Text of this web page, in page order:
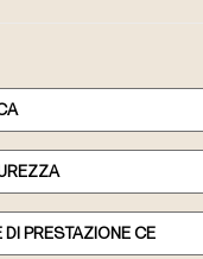
PRESTAZIONE CE